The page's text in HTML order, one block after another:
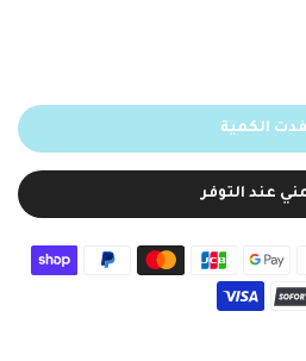
الكمية
عند التوفر